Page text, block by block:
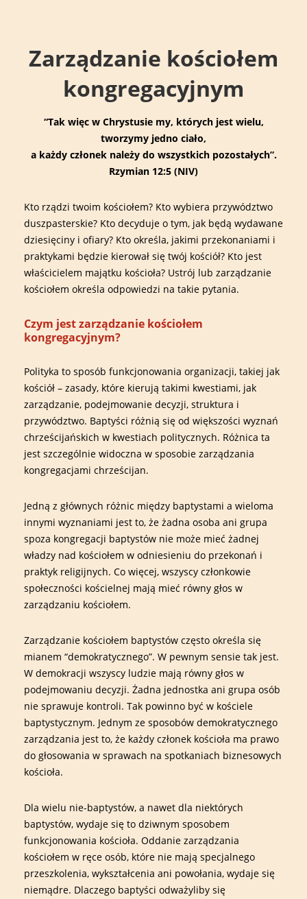
Zarządzanie kościołem
kongregacyjnym
“Tak więc w Chrystusie my, których jest wielu,
tworzymy jedno ciało,
a każdy członek należy do wszystkich pozostałych”.
Rzymian 12:5 (NIV)
Kto rządzi twoim kościołem? Kto wybiera przywództwo
duszpasterskie? Kto decyduje o tym, jak będą wydawane
dziesięciny i ofiary? Kto określa, jakimi przekonaniami i
praktykami będzie kierował się twój kościół? Kto jest
właścicielem majątku kościoła? Ustrój lub zarządzanie
kościołem określa odpowiedzi na takie pytania.
Czym jest zarządzanie kościołem
kongregacyjnym?
Polityka to sposób funkcjonowania organizacji, takiej jak
kościół – zasady, które kierują takimi kwestiami, jak
zarządzanie, podejmowanie decyzji, struktura i
przywództwo. Baptyści różnią się od większości wyznań
chrześcijańskich w kwestiach politycznych. Różnica ta
jest szczególnie widoczna w sposobie zarządzania
kongregacjami chrześcijan.
Jedną z głównych różnic między baptystami a wieloma
innymi wyznaniami jest to, że żadna osoba ani grupa
spoza kongregacji baptystów nie może mieć żadnej
władzy nad kościołem w odniesieniu do przekonań i
praktyk religijnych. Co więcej, wszyscy członkowie
społeczności kościelnej mają mieć równy głos w
zarządzaniu kościołem.
Zarządzanie kościołem baptystów często określa się
mianem “demokratycznego”. W pewnym sensie tak jest.
W demokracji wszyscy ludzie mają równy głos w
podejmowaniu decyzji. Żadna jednostka ani grupa osób
nie sprawuje kontroli. Tak powinno być w kościele
baptystycznym. Jednym ze sposobów demokratycznego
zarządzania jest to, że każdy członek kościoła ma prawo
do głosowania w sprawach na spotkaniach biznesowych
kościoła.
Dla wielu nie-baptystów, a nawet dla niektórych
baptystów, wydaje się to dziwnym sposobem
funkcjonowania kościoła. Oddanie zarządzania
kościołem w ręce osób, które nie mają specjalnego
przeszkolenia, wykształcenia ani powołania, wydaje się
niemądre. Dlaczego baptyści odważyliby się